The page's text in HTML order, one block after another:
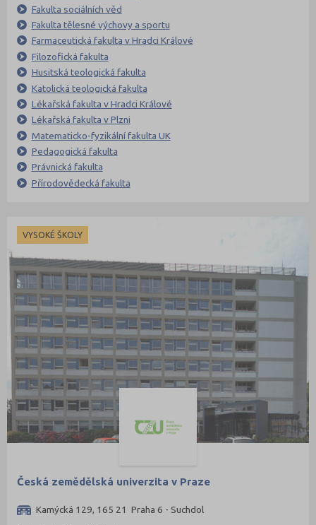
Fakulta sociálních věd
Fakulta tělesné výchovy a sportu
Farmaceutická fakulta v Hradci Králové
Filozofická fakulta
Husitská teologická fakulta
Katolická teologická fakulta
Lékařská fakulta v Hradci Králové
Lékařská fakulta v Plzni
Matematicko-fyzikální fakulta UK
Pedagogická fakulta
Právnická fakulta
Přírodovědecká fakulta
VYSOKÉ ŠKOLY
Česká zemědělská univerzita v Praze
Kamýcká 129, 165 21 Praha 6 - Suchdol